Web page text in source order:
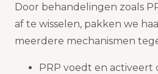
Door behandelingen zoals
af te wisselen, pakken we
meerdere mechanismen
PRP voedt en activeert